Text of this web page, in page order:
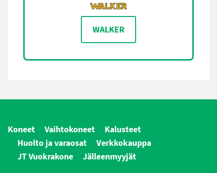
WALKER
Koneet Vaihtokoneet
Kalusteet
Huolto ja varaosat
Verkkokauppa
JT Vuokrakone
Jälleenmyyjät